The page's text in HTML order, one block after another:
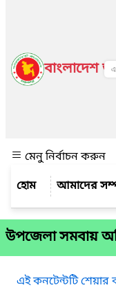
বাংলাদেশ
মেনু নির্বাচন করুন
আমাদের
উপজেলা সমবায়
এই কনটেন্টটি